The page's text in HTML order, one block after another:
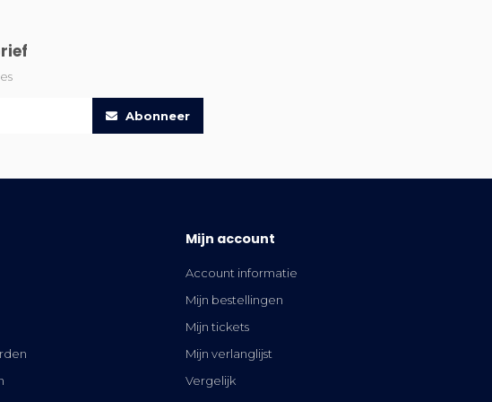
Abonneer
Mijn account
Account informatie
Mijn bestellingen
Mijn tickets
Mijn verlanglijst
Vergelijk